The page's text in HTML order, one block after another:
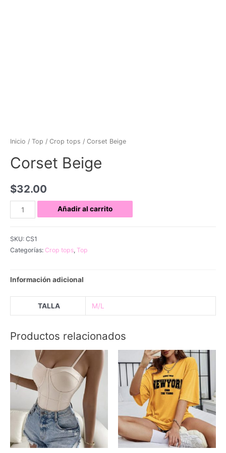
Inicio / Top / Crop tops / Corset Beige
Corset Beige
$32.00
Corset
Beige
Añadir al carrito
SKU: CS1
Categorías: Crop tops, Top
Información adicional
TALLA M/L
Productos relacionados